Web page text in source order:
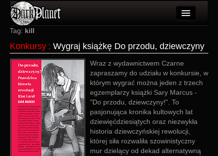
Użytkownicy
Wydarzenia
Galeria
Forum
Więcej
Login
Tag: kill
Konkursy : Wygraj książkę Do przodu, dziewczyny
Wraz z wydawnictwem Czarne
zapraszamy do udziału w konkursie, w
którym wygrać można jeden z trzech
egzemplarzy książki Sary Marcus -
"Do przodu, dziewczyny!". To
pasjonująca kronika kultowych lat
dziewięćdziesiątych oraz niezwykła
historia dziewczyńskiej rewolucji,
której siła rozwaliła szowinistyczny
mur dzielący od dekad alternatywną